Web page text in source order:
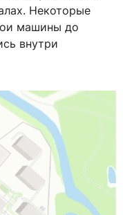
Некоторые
машины до
внутри